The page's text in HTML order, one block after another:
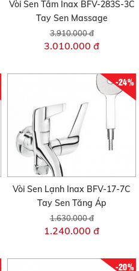
Vòi Sen Tắm Inax BFV-283S-3C
Tay Sen Massage
3.910.000 đ
3.010.000 đ
-24%
Vòi Sen Lạnh Inax BFV-17-7C
Tay Sen Tăng Áp
1.630.000 đ
1.240.000 đ
-20%